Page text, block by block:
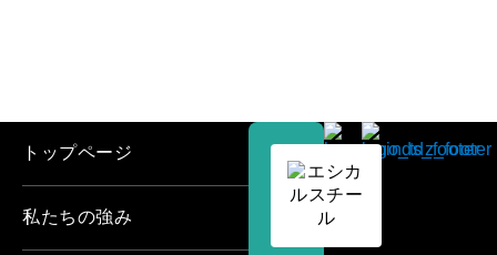
トップページ
私たちの強み